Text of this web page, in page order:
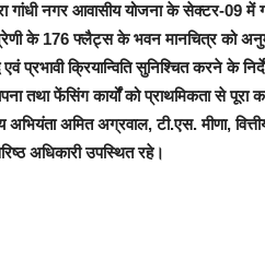
गांधी नगर आवासीय योजना के सेक्टर-09 में
के 176 फ्लैट्स के भवन मानचित्र को
एवं प्रभावी क्रियान्विति सुनिश्चित करने के
तथा फेंसिंग कार्यों को प्राथमिकता से
अमित अग्रवाल, टी.एस. मीणा,
अधिकारी उपस्थित रहे।